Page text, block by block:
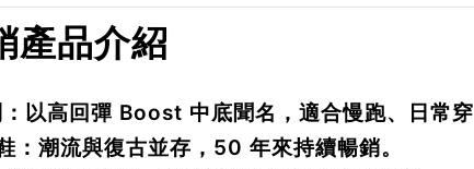
產品介紹
：以高回彈 Boost 中底聞名，適合慢跑、日常穿
：潮流與復古並存，50 年來持續暢銷。